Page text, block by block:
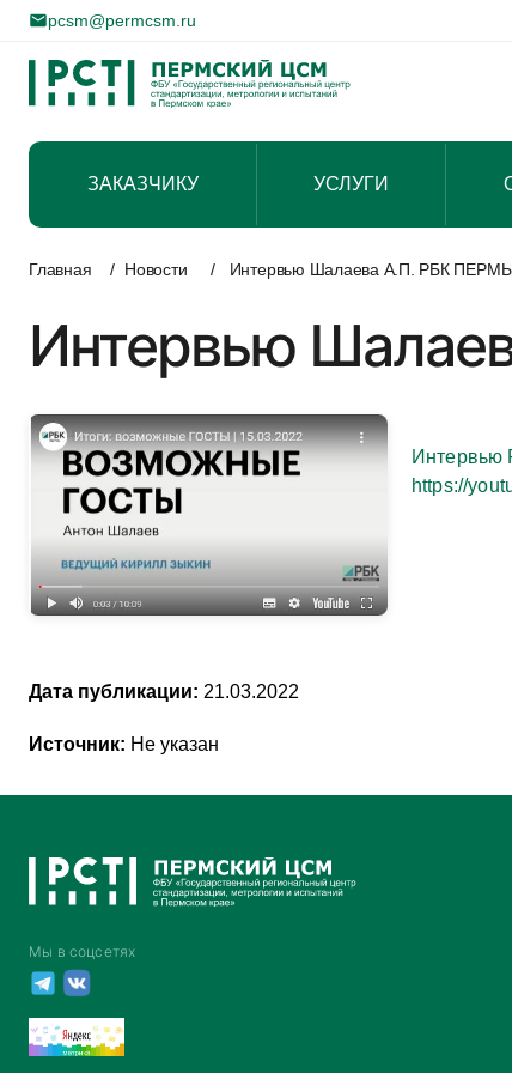
pcsm@permcsm.ru
ЗАКАЗЧИКУ УСЛУГИ
Главная / Новости / Интервью Шалаева А.П. РБК ПЕРМЬ
Интервью
Интервью
https://
Дата публикации: 21.03.2022
Источник: Не указан
Мы в соцсетях